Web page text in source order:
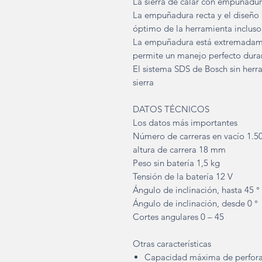
La empuñadura recta y el
óptimo de la herramienta
La empuñadura está
permite un manejo perfecto
El sistema SDS de Bosch sin
sierra
DATOS TÉCNICOS
Los datos más importantes
Número de carreras en vacío
altura de carrera 18 mm
Peso sin batería 1,5 kg
Tensión de la batería 12 V
Ángulo de inclinación, hasta 45 °
Ángulo de inclinación, desde 0 °
Cortes angulares 0 – 45
Otras características
Capacidad máxima de